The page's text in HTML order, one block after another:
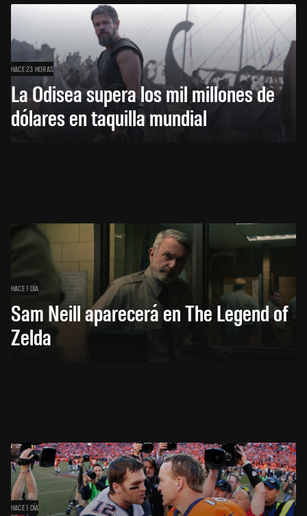
HACE 23 HORAS
La Odisea supera los mil millones de
dólares en taquilla mundial
HACE 1 DÍA
Sam Neill aparecerá en The Legend of
Zelda
HACE 1 DÍA